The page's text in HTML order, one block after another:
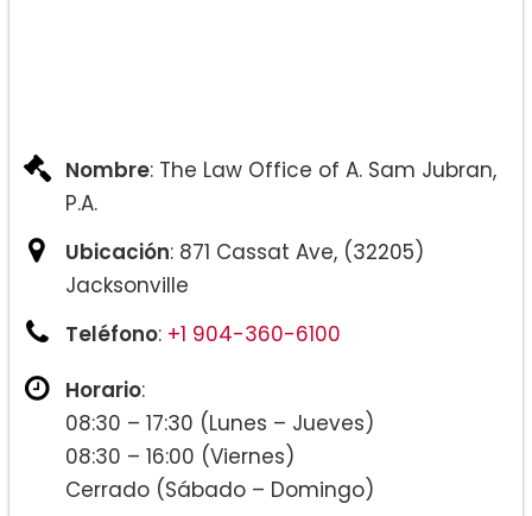
Nombre: The Law Office of A. Sam Jubran,
P.A.
Ubicación: 871 Cassat Ave, (32205)
Jacksonville
Teléfono: +1 904-360-6100
Horario:
08:30 – 17:30 (Lunes – Jueves)
08:30 – 16:00 (Viernes)
Cerrado (Sábado – Domingo)